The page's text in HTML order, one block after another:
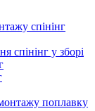
спінінг
спінінг у зборі
поплавку